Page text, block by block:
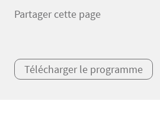
Partager cette page
Télécharger le programme